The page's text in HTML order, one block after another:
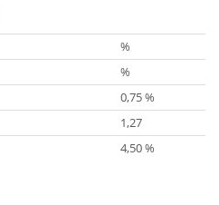
%
%
0,75 %
1,27
4,50 %